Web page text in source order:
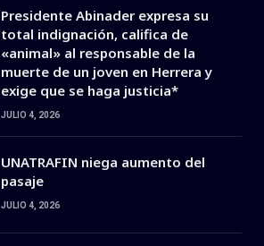
Presidente Abinader expresa su
total indignación, califica de
«animal» al responsable de la
muerte de un joven en Herrera y
exige que se haga justicia*
JULIO 4, 2026
UNATRAFIN niega aumento del
pasaje
JULIO 4, 2026